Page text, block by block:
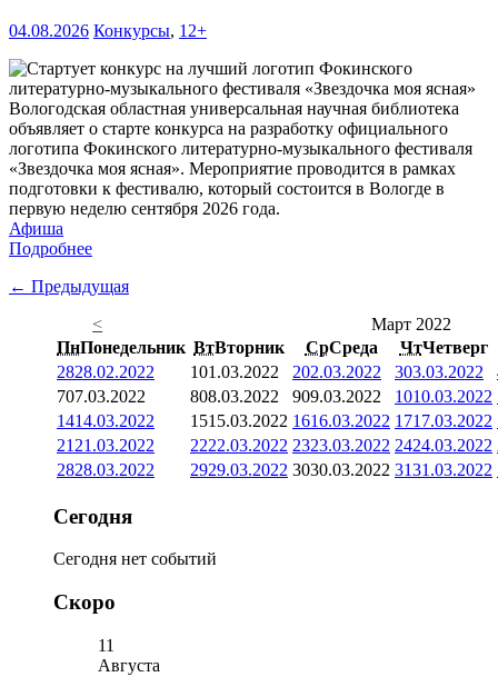
04.08.2026 Конкурсы, 12+
Вологодская областная универсальная научная библиотека
объявляет о старте конкурса на разработку официального
логотипа Фокинского литературно-музыкального фестиваля
«Звездочка моя ясная». Мероприятие проводится в рамках
подготовки к фестивалю, который состоится в Вологде в
первую неделю сентября 2026 года.
Афиша
Подробнее
← Предыдущая
<
Март 2022
ПнПонедельник ВтВторник СрСреда ЧтЧетверг
2828.02.2022 101.03.2022 202.03.2022 303.03.2022
707.03.2022 808.03.2022 909.03.2022 1010.03.2022
1414.03.2022 1515.03.2022 1616.03.2022 1717.03.2022
21 21.03.2022 2222.03.2022 2323.03.2022 2424.03.2022
2828.03.2022 2929.03.2022 3030.03.2022 3131.03.2022
Сегодня
Сегодня нет событий
Скоро
11
Августа